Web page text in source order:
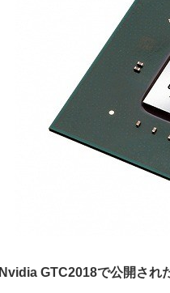
Nvidia GTC2018で公開され